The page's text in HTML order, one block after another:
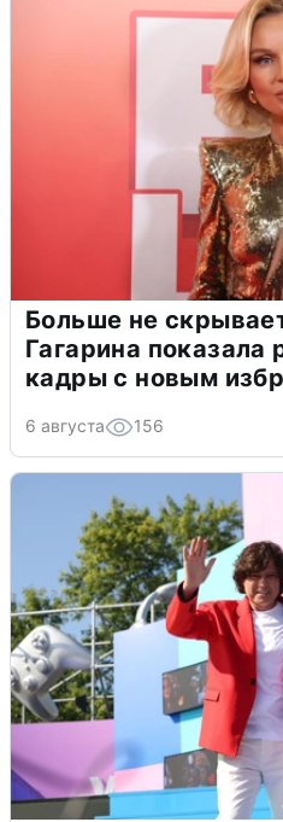
Больше не
Гагарина показала
кадры с новым
6 августа 156